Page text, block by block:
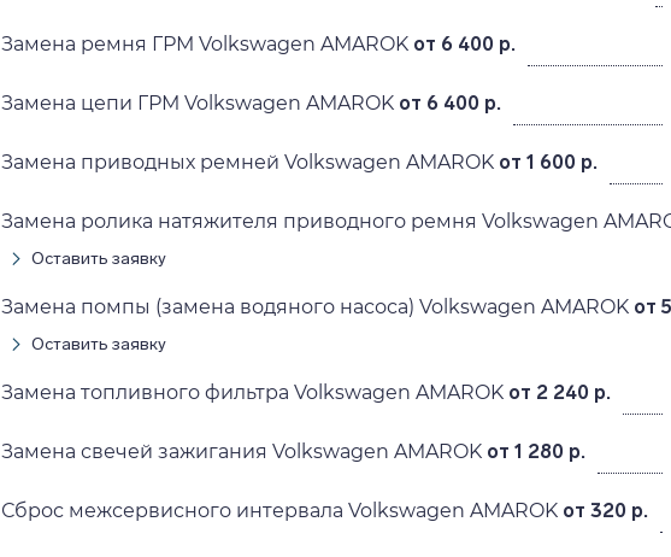
Замена ремня ГРМ Volkswagen AMAROK от 6 400 р.
Замена цепи ГРМ Volkswagen AMAROK от 6 400 р.
Замена приводных ремней Volkswagen AMAROK от 1 600 р.
Замена ролика натяжителя приводного ремня Volkswagen
Оставить заявку
Замена помпы (замена водяного насоса) Volkswagen AMAROK от
Оставить заявку
Замена топливного фильтра Volkswagen AMAROK от 2 240 р.
Замена свечей зажигания Volkswagen AMAROK от 1 280 р.
Сброс межсервисного интервала Volkswagen AMAROK от 320 р.